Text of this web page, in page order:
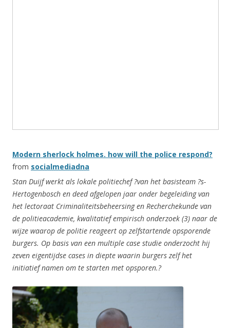
Modern sherlock holmes. how will the police respond?
from socialmediadna
Stan Duijf werkt als lokale politiechef ?van het basisteam ?s-
Hertogenbosch en deed afgelopen jaar onder begeleiding van
het lectoraat Criminaliteitsbeheersing en Recherchekunde van
de politieacademie, kwalitatief empirisch onderzoek (3) naar de
wijze waarop de politie reageert op zelfstartende opsporende
burgers. Op basis van een multiple case studie onderzocht hij
zeven eigentijdse cases in diepte waarin burgers zelf het
initiatief namen om te starten met opsporen.?